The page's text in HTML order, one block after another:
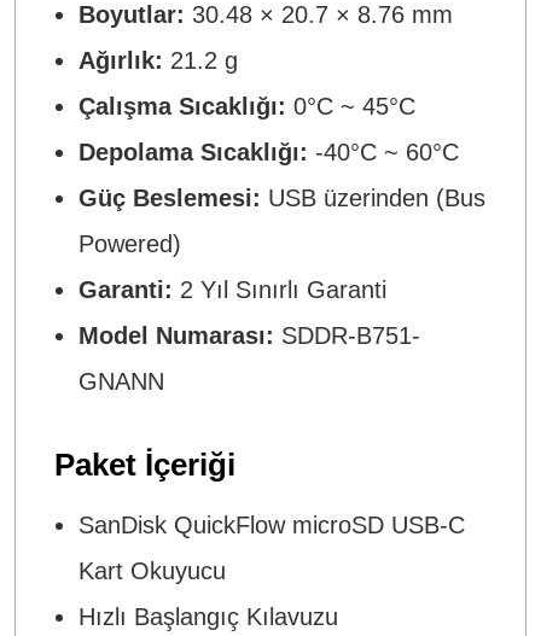
Boyutlar: 30.48 × 20.7 × 8.76 mm
Ağırlık: 21.2 g
Çalışma Sıcaklığı: 0°C ~ 45°C
Depolama Sıcaklığı: -40°C ~ 60°C
Güç Beslemesi: USB üzerinden (Bus
Powered)
Garanti: 2 Yıl Sınırlı Garanti
Model Numarası: SDDR-B751-
GNANN
Paket İçeriği
SanDisk QuickFlow microSD USB-C
Kart Okuyucu
Hızlı Başlangıç Kılavuzu